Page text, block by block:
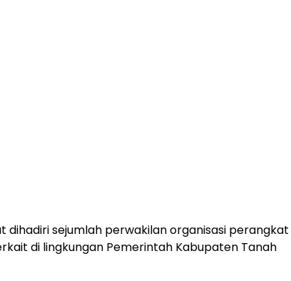
dihadiri sejumlah perwakilan organisasi perangkat
di lingkungan Pemerintah Kabupaten Tanah